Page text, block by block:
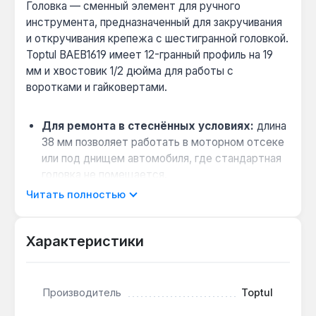
Головка — сменный элемент для ручного
инструмента, предназначенный для закручивания
и откручивания крепежа с шестигранной головкой.
Toptul BAEB1619 имеет 12-гранный профиль на 19
мм и хвостовик 1/2 дюйма для работы с
воротками и гайковертами.
Для ремонта в стеснённых условиях: длина
38 мм позволяет работать в моторном отсеке
или под днищем автомобиля, где стандартная
головка не помещается.
Снижение риска повреждения крепежа:
что уменьшает вероятность сминания граней
хвостовик 1/2 дюйма (12,7 мм) подходит для
Читать полностью
Характеристики
Производитель Toptul